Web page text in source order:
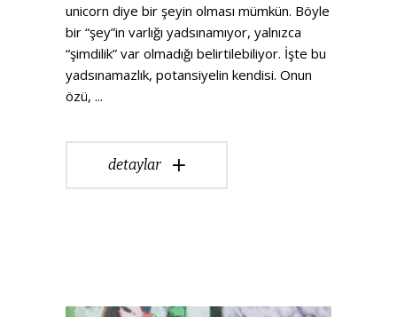
unicorn diye bir şeyin olması mümkün. Böyle
bir “şey”in varlığı yadsınamıyor, yalnızca
“şimdilik” var olmadığı belirtilebiliyor. İşte bu
yadsınamazlık, potansiyelin kendisi. Onun
özü,
detaylar